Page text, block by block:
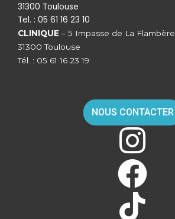
31300 Toulouse
Tel. : 05 61 16 23 10
CLINIQUE – 5 Impasse de La Flambère
31300 Toulouse
Tél. : 05 61 16 23 19
NOUS CONTACTER